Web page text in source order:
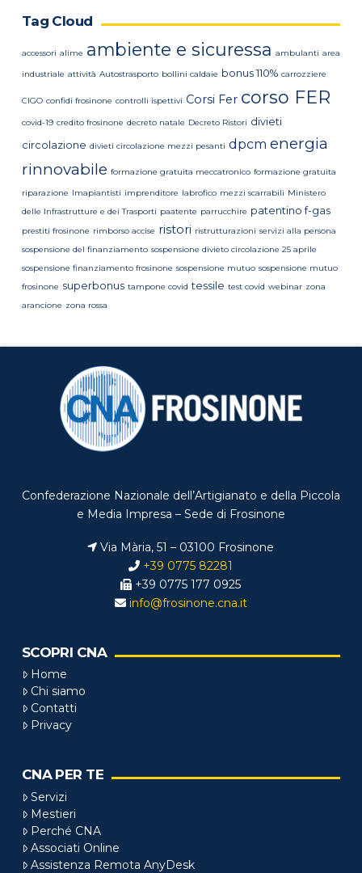
Tag Cloud
accessori alime ambiente e sicuressa ambulanti area
industriale attività Autostrasporto bollini caldaie bonus 110% carrozziere
CIGO confidi frosinone controlli ispettivi Corsi Fer corso FER
covid-19 credito frosinone decreto natale Decreto Ristori divieti
circolazione divieti circolazione mezzi pesanti dpcm energia
rinnovabile formazione gratuita meccatronico formazione gratuita
riparazione Imapiantisti imprenditore labrofico mezzi scarrabili Ministero
delle Infrastrutture e dei Trasporti paatente parrucchire patentino f-gas
prestiti frosinone rimborso accise ristori ristrutturazioni servizi alla persona
sospensione del finanziamento sospensione divieto circolazione 25 aprile
sospensione finanziamento frosinone sospensione mutuo sospensione mutuo
frosinone superbonus tampone covid tessile test covid webinar zona
arancione zona rossa
Confederazione Nazionale dell’Artigianato e della Piccola
e Media Impresa – Sede di Frosinone
Via Mària, 51 – 03100 Frosinone
+39 0775 82281
+39 0775 177 0925
info@frosinone.cna.it
SCOPRI CNA
Home
Chi siamo
Contatti
Privacy
CNA PER TE
Servizi
Mestieri
Perché CNA
Associati Online
Assistenza Remota AnyDesk